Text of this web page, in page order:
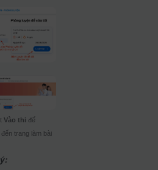
Vào thi để
trang làm bài